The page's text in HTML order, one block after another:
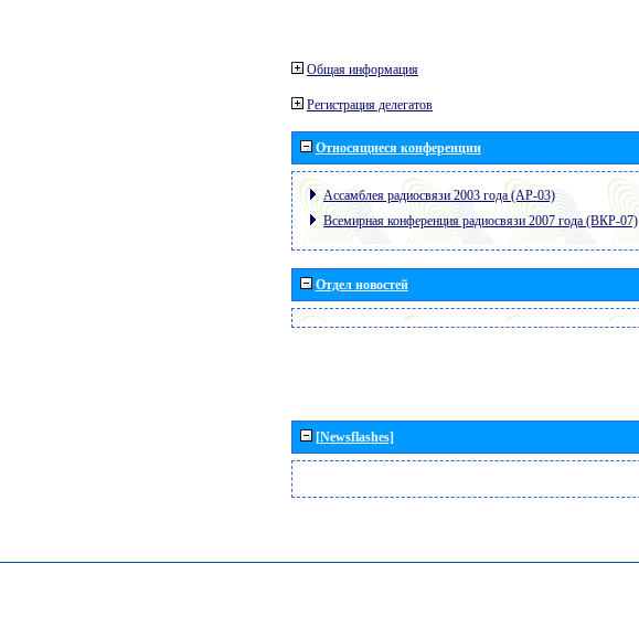
Общая информация
Регистрация делегатов
Относящиеся конференции
Ассамблея радиосвязи 2003 года (АР-03)
Всемирная конференция радиосвязи 2007 года (ВКР-07)
Отдел новостей
[Newsflashes]